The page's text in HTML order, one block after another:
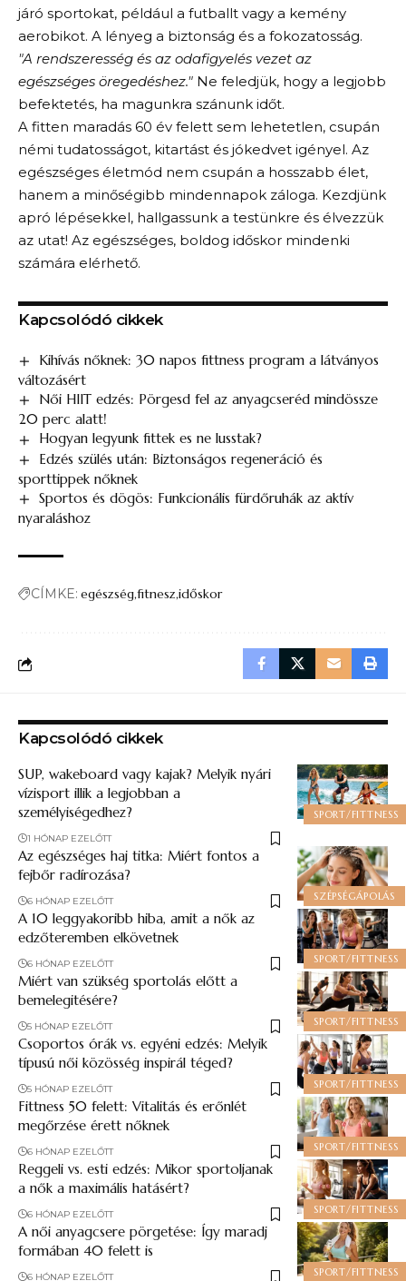
járó sportokat, például a futballt vagy a kemény
aerobikot. A lényeg a biztonság és a fokozatosság.
"A rendszeresség és az odafigyelés vezet az
egészséges öregedéshez." Ne feledjük, hogy a legjobb
befektetés, ha magunkra szánunk időt.
A fitten maradás 60 év felett sem lehetetlen, csupán
némi tudatosságot, kitartást és jókedvet igényel. Az
egészséges életmód nem csupán a hosszabb élet,
hanem a minőségibb mindennapok záloga. Kezdjünk
apró lépésekkel, hallgassunk a testünkre és élvezzük
az utat! Az egészséges, boldog időskor mindenki
számára elérhető.
Kapcsolódó cikkek
Kihívás nőknek: 30 napos fittness program a látványos
változásért
Női HIIT edzés: Pörgesd fel az anyagcseréd mindössze
20 perc alatt!
Hogyan legyunk fittek es ne lusstak​?
Edzés szülés után: Biztonságos regeneráció és
sporttippek nőknek
Sportos és dögös: Funkcionális fürdőruhák az aktív
nyaraláshoz
CÍMKE: egészségfitnesz időskor
Kapcsolódó cikkek
SPORT/FITTNESS
SUP, wakeboard vagy kajak? Melyik nyári
vízisport illik a legjobban a
személyiségedhez?
1 HÓNAP EZELŐTT
SZÉPSÉGÁPOLÁS
Az egészséges haj titka: Miért fontos a
fejbőr radírozása?
6 HÓNAP EZELŐTT
SPORT/FITTNESS
A 10 leggyakoribb hiba, amit a nők az
edzőteremben elkövetnek
6 HÓNAP EZELŐTT
SPORT/FITTNESS
Miért van szükség sportolás előtt a
bemelegitésére?
5 HÓNAP EZELŐTT
SPORT/FITTNESS
Csoportos órák vs. egyéni edzés: Melyik
típusú női közösség inspirál téged?
5 HÓNAP EZELŐTT
SPORT/FITTNESS
Fittness 50 felett: Vitalitás és erőnlét
megőrzése érett nőknek
6 HÓNAP EZELŐTT
SPORT/FITTNESS
Reggeli vs. esti edzés: Mikor sportoljanak
a nők a maximális hatásért?
6 HÓNAP EZELŐTT
SPORT/FITTNESS
A női anyagcsere pörgetése: Így maradj
formában 40 felett is
6 HÓNAP EZELŐTT